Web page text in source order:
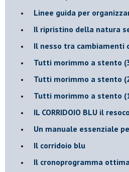
​Linee guida per
​Il ripristino della natura
Il nesso tra cambiamenti
Tutti morimmo a stento
Tutti morimmo a stento
​Tutti morimmo a stento
IL CORRIDOIO BLU il
Un manuale essenziale
Il corridoio blu
​Il cronoprogramma